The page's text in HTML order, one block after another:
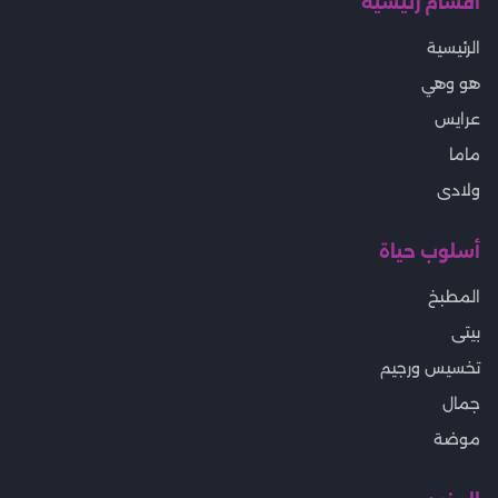
الرئيسية
هو وهي
عرايس
ماما
ولادى
أسلوب حياة
المطبخ
بيتى
تخسيس ورجيم
جمال
موضة